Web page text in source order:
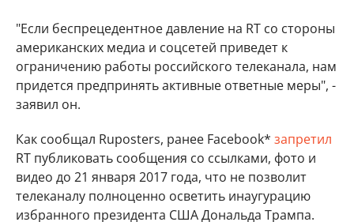
"Если беспрецедентное давление на RT со стороны
американских медиа и соцсетей приведет к
ограничению работы российского телеканала, нам
придется предпринять активные ответные меры", -
заявил он.
Как сообщал Ruposters, ранее Facebook* запретил
RT публиковать сообщения со ссылками, фото и
видео до 21 января 2017 года, что не позволит
телеканалу полноценно осветить инаугурацию
избранного президента США Дональда Трампа.